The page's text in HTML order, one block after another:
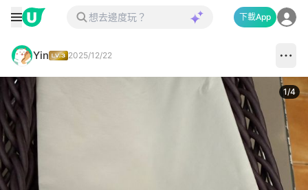
下載App
Yin 2025/12/22
1/4